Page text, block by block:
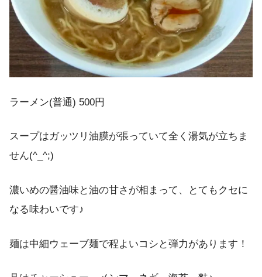
ラーメン(普通) 500円
スープはガッツリ油膜が張っていて全く湯気が立ちま
せん(^_^;)
濃いめの醤油味と油の甘さが相まって、とてもクセに
なる味わいです♪
麺は中細ウェーブ麺で程よいコシと弾力があります！